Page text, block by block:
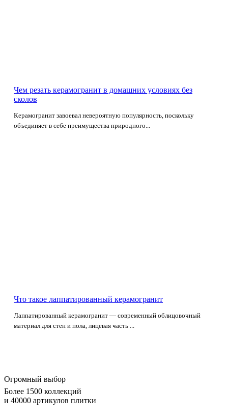
Чем резать керамогранит в домашних условиях без
сколов
Керамогранит завоевал невероятную популярность, поскольку
объединяет в себе преимущества природного...
Что такое лаппатированный керамогранит
Лаппатированный керамогранит — современный облицовочный
материал для стен и пола, лицевая часть ...
Огромный выбор
Более 1500 коллекций
и 40000 артикулов плитки